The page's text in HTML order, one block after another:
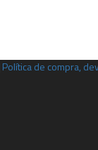
Política de compra,